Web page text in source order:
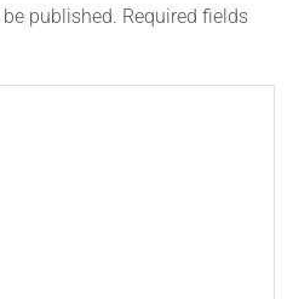
published. Required fields